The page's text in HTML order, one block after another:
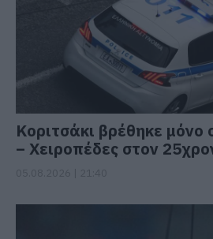
Κοριτσάκι βρέθηκε μόνο
– Χειροπέδες στον